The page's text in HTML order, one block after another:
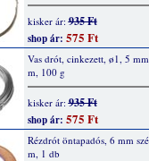
kisker ár:935 Ft
shop ár: 575 Ft
Vas drót, cinkezett, ø1, 5
m, 100 g
kisker ár:935 Ft
shop ár: 575 Ft
Rézdrót öntapadós, 6 mm
m, 1 db